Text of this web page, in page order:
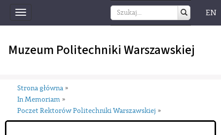
Toggle
navigation
EN
Muzeum Politechniki Warszawskiej
Strona główna »
In Memoriam »
Poczet Rektorów Politechniki Warszawskiej »